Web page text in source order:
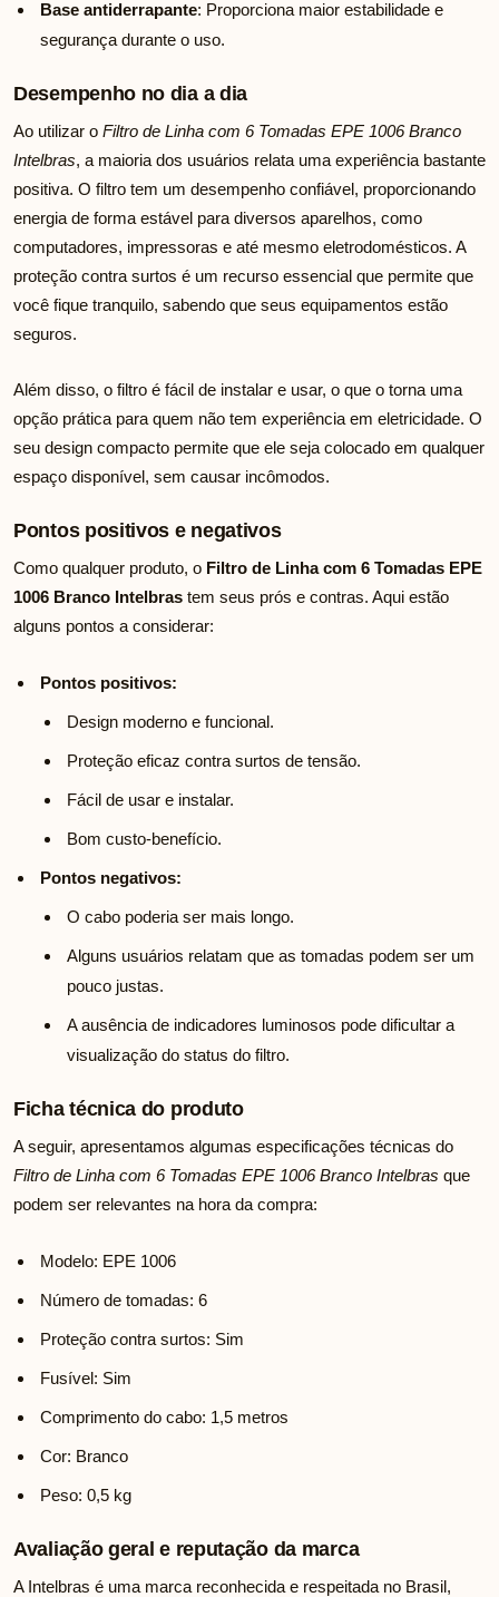
Base antiderrapante: Proporciona maior estabilidade e
segurança durante o uso.
Desempenho no dia a dia
Ao utilizar o Filtro de Linha com 6 Tomadas EPE 1006 Branco
Intelbras, a maioria dos usuários relata uma experiência bastante
positiva. O filtro tem um desempenho confiável, proporcionando
energia de forma estável para diversos aparelhos, como
computadores, impressoras e até mesmo eletrodomésticos. A
proteção contra surtos é um recurso essencial que permite que
você fique tranquilo, sabendo que seus equipamentos estão
seguros.
Além disso, o filtro é fácil de instalar e usar, o que o torna uma
opção prática para quem não tem experiência em eletricidade. O
seu design compacto permite que ele seja colocado em qualquer
espaço disponível, sem causar incômodos.
Pontos positivos e negativos
Como qualquer produto, o Filtro de Linha com 6 Tomadas EPE
1006 Branco Intelbras tem seus prós e contras. Aqui estão
alguns pontos a considerar:
Pontos positivos:
Design moderno e funcional.
Proteção eficaz contra surtos de tensão.
Fácil de usar e instalar.
Bom custo-benefício.
Pontos negativos:
O cabo poderia ser mais longo.
Alguns usuários relatam que as tomadas podem ser um
pouco justas.
A ausência de indicadores luminosos pode dificultar a
visualização do status do filtro.
Ficha técnica do produto
A seguir, apresentamos algumas especificações técnicas do
Filtro de Linha com 6 Tomadas EPE 1006 Branco Intelbras que
podem ser relevantes na hora da compra:
Modelo: EPE 1006
Número de tomadas: 6
Proteção contra surtos: Sim
Fusível: Sim
Comprimento do cabo: 1,5 metros
Cor: Branco
Peso: 0,5 kg
Avaliação geral e reputação da marca
A Intelbras é uma marca reconhecida e respeitada no Brasil,